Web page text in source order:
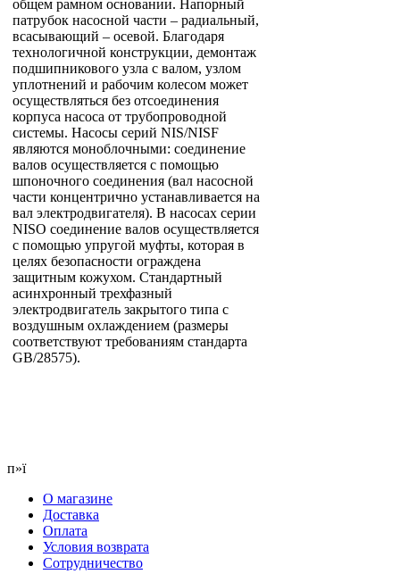
общем рамном основании. Напорный
патрубок насосной части – радиальный,
всасывающий – осевой. Благодаря
технологичной конструкции, демонтаж
подшипникового узла с валом, узлом
уплотнений и рабочим колесом может
осуществляться без отсоединения
корпуса насоса от трубопроводной
системы. Насосы серий NIS/NISF
являются моноблочными: соединение
валов осуществляется с помощью
шпоночного соединения (вал насосной
части концентрично устанавливается на
вал электродвигателя). В насосах серии
NISO соединение валов осуществляется
с помощью упругой муфты, которая в
целях безопасности ограждена
защитным кожухом. Стандартный
асинхронный трехфазный
электродвигатель закрытого типа с
воздушным охлаждением (размеры
соответствуют требованиям стандарта
GB/28575).
п»ї
О магазине
Доставка
Оплата
Условия возврата
Сотрудничество